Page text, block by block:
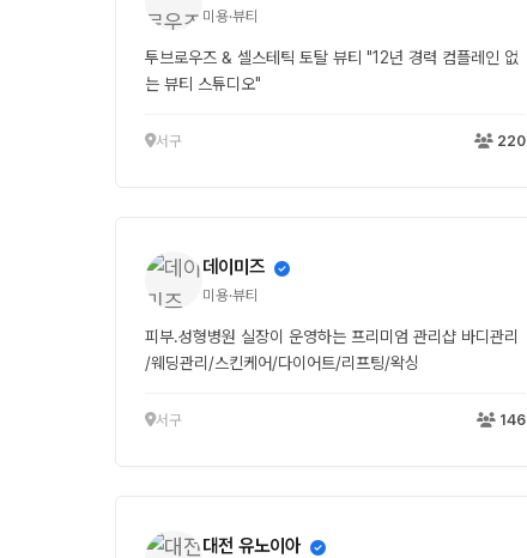
미용·뷰티
투브로우즈 & 셀스테틱 토탈 뷰티 "12년 경력 컴플레인 없
는 뷰티 스튜디오"
서구 220
데이미즈
미용·뷰티
피부.성형병원 실장이 운영하는 프리미엄 관리샵 바디관리
/웨딩관리/스킨케어/다이어트/리프팅/왁싱
서구 146
대전 유노이아